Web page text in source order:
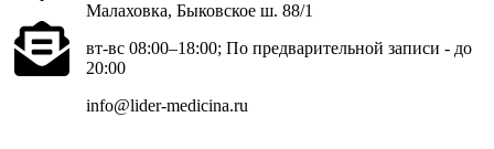
Малаховка, Быковское ш. 88/1
вт-вс 08:00–18:00; По предварительной записи - до
20:00
info@lider-medicina.ru